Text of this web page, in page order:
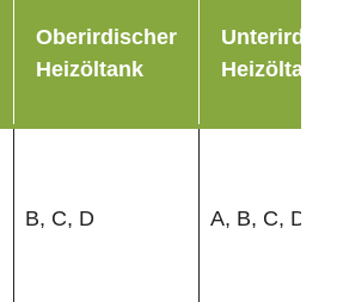
Oberirdischer
Heizöltank
Heizöltank
B, C, D A, B, C, D